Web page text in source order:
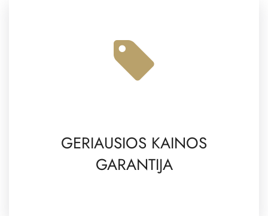
GERIAUSIOS KAINOS
GARANTIJA